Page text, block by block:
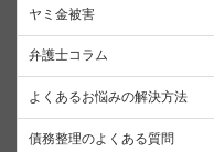
ヤミ金被害
弁護士コラム
よくあるお悩みの解決方法
債務整理のよくある質問